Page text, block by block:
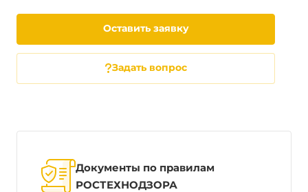
Оставить заявку
Задать вопрос
Документы по правилам
РОСТЕХНОДЗОРА